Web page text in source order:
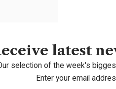
latest
selection of the week's
Enter your email